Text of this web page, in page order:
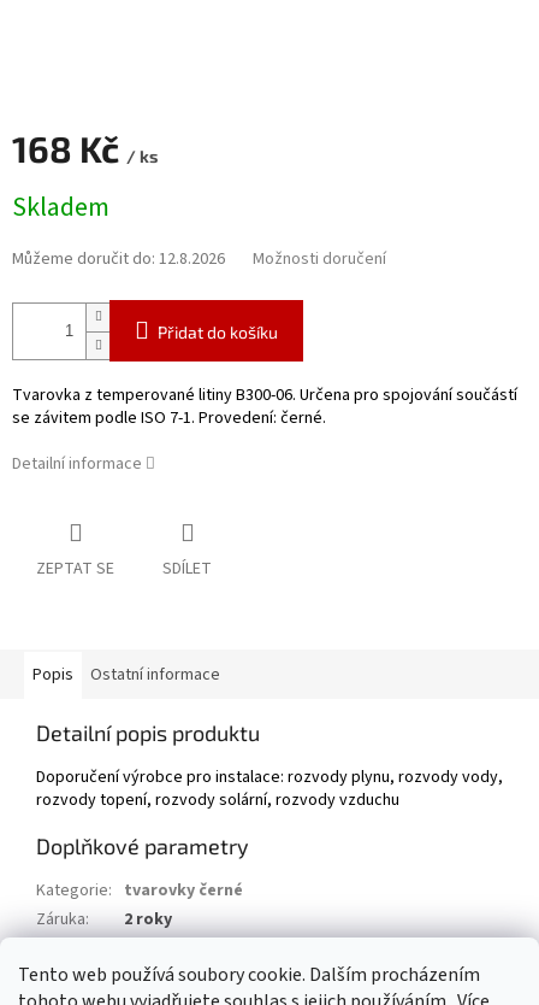
Tento web používá soubory cookie. Dalším procházením
168 Kč / ks
cena:
Skladem
Můžeme doručit do: 12.8.2026 Možnosti doručení
Přidat do košíku
Tvarovka z temperované litiny B300-06. Určena pro spojování součástí
se závitem podle ISO 7-1. Provedení: černé.
Detailní informace
ZEPTAT SE SDÍLET
Popis Ostatní informace
Detailní popis produktu
Doporučení výrobce pro instalace: rozvody plynu, rozvody vody,
rozvody topení, rozvody solární, rozvody vzduchu
Doplňkové parametry
Kategorie: tvarovky černé
Záruka:
2 roky
EAN: 8592018104648